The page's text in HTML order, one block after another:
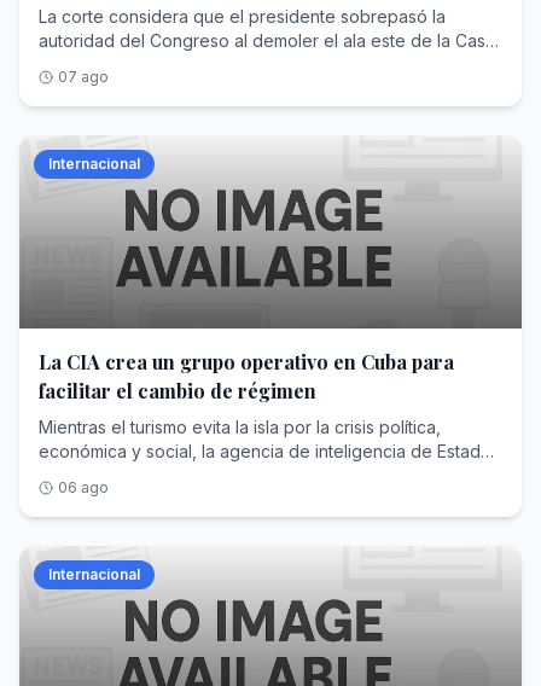
Blanca
La corte considera que el presidente sobrepasó la
autoridad del Congreso al demoler el ala este de la Casa
pueda presentar un recurso al Tribunal Supremo
07 ago
Internacional
La CIA crea un grupo operativo en Cuba para
facilitar el cambio de régimen
Mientras el turismo evita la isla por la crisis política,
económica y social, la agencia de inteligencia de Estados
contingente de espías
06 ago
Internacional